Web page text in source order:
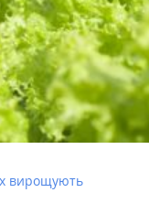
вирощують